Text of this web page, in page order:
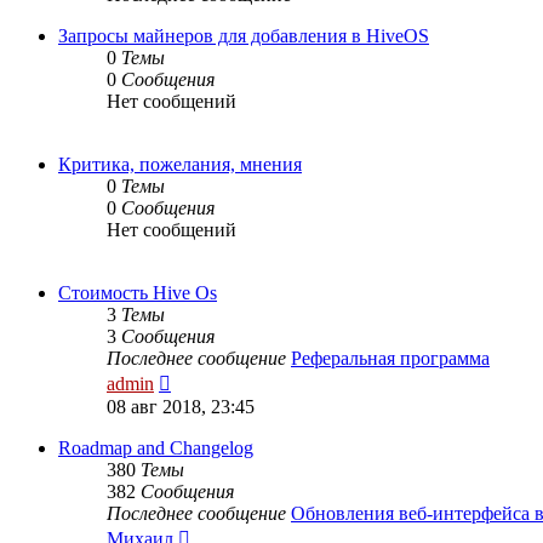
Запросы майнеров для добавления в HiveOS
0 Темы
0 Сообщения
Нет сообщений
Критика, пожелания, мнения
0 Темы
0 Сообщения
Нет сообщений
Стоимость Hive Os
3 Темы
3 Сообщения
Последнее сообщение Реферальная программа
admin
к
сообщению
08 авг 2018, 23:45
Roadmap and Changelog
380 Темы
382 Сообщения
Последнее сообщение Обновления веб-